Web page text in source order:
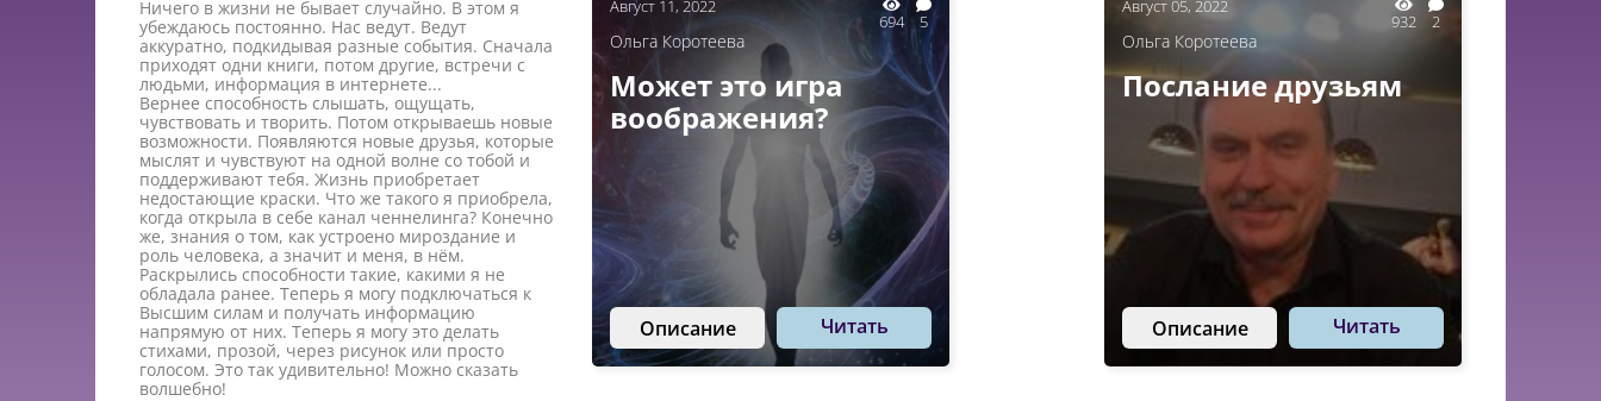
Ничего в жизни не бывает случайно. В этом я
убеждаюсь постоянно. Нас ведут. Ведут
аккуратно, подкидывая разные события. Сначала
приходят одни книги, потом другие, встречи с
людьми, информация в интернете...
Вернее способность слышать, ощущать,
чувствовать и творить. Потом открываешь новые
возможности. Появляются новые друзья, которые
мыслят и чувствуют на одной волне со тобой и
поддерживают тебя. Жизнь приобретает
недостающие краски. Что же такого я приобрела,
когда открыла в себе канал ченнелинга? Конечно
же, знания о том, как устроено мироздание и
роль человека, а значит и меня, в нём.
Раскрылись способности такие, какими я не
обладала ранее. Теперь я могу подключаться к
Высшим силам и получать информацию
напрямую от них. Теперь я могу это делать
стихами, прозой, через рисунок или просто
голосом. Это так удивительно! Можно сказать
волшебно!
Август 11, 2022
694 5
Ольга Коротеева
Может это игра
воображения?
Описание Читать
Август 05, 2022
932 2
Ольга Коротеева
Послание друзьям
Описание Читать